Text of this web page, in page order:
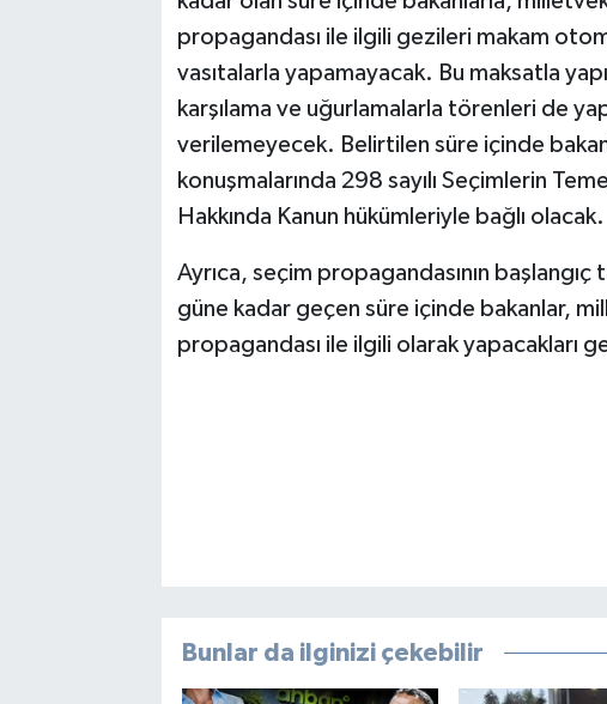
propagandası ile ilgili gezileri makam
vasıtalarla yapamayacak. Bu maksatla
karşılama ve uğurlamalarla törenleri de
verilemeyecek. Belirtilen süre içinde
konuşmalarında 298 sayılı Seçimlerin
Hakkında Kanun hükümleriyle bağlı olacak.
Ayrıca, seçim propagandasının
güne kadar geçen süre içinde bakanlar,
propagandası ile ilgili olarak yapacakları
Bunlar da ilginizi çekebilir